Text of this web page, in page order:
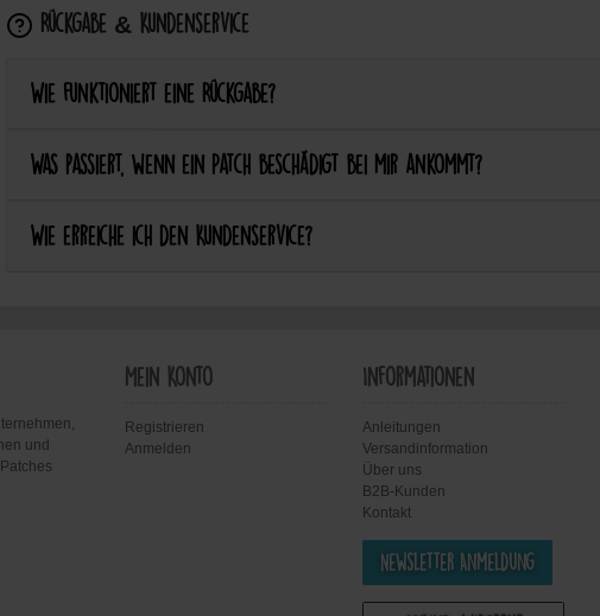
Rückgabe & Kundenservice
Wie funktioniert eine Rückgabe?
Was passiert, wenn ein Patch beschädigt bei mir ankommt?
Wie erreiche ich den Kundenservice?
und
Mein Konto
Registrieren
Anmelden
Informationen
Anleitungen
Versandinformation
Über uns
B2B-Kunden
Kontakt
Newsletter Anmeldung